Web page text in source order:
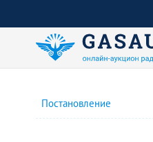
Постановление